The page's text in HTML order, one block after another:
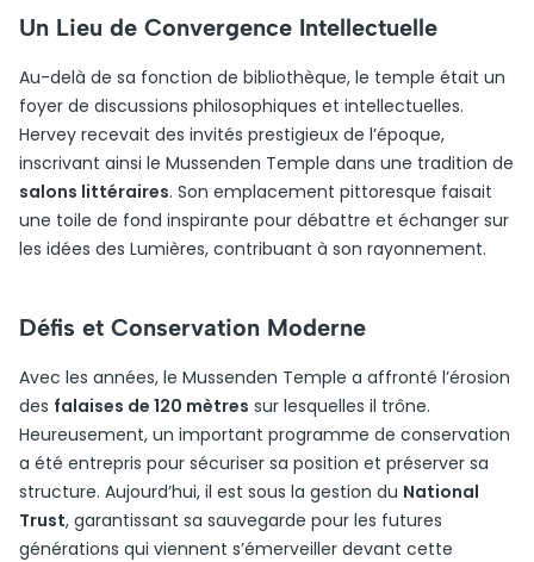
Un Lieu de Convergence Intellectuelle
Au-delà de sa fonction de bibliothèque, le temple était un
foyer de discussions philosophiques et intellectuelles.
Hervey recevait des invités prestigieux de l’époque,
inscrivant ainsi le Mussenden Temple dans une tradition de
salons littéraires. Son emplacement pittoresque faisait
une toile de fond inspirante pour débattre et échanger sur
les idées des Lumières, contribuant à son rayonnement.
Défis et Conservation Moderne
Avec les années, le Mussenden Temple a affronté l’érosion
des falaises de 120 mètres sur lesquelles il trône.
Heureusement, un important programme de conservation
a été entrepris pour sécuriser sa position et préserver sa
structure. Aujourd’hui, il est sous la gestion du National
Trust, garantissant sa sauvegarde pour les futures
générations qui viennent s’émerveiller devant cette